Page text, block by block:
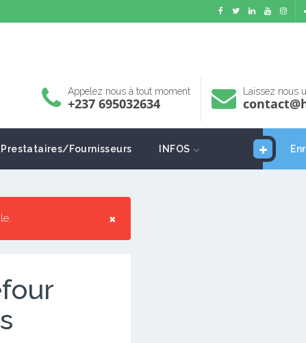
Appelez nous à tout moment
+237 695032634
Laissez nous
Prestataires/Fournisseurs INFOS
×